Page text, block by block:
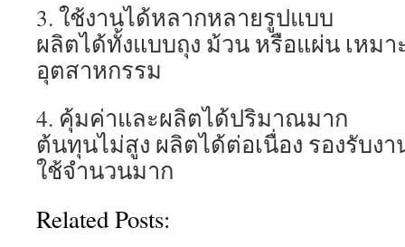
3. ใช้งานได้หลากหลายรูปแบบ
ผลิตได้ทั้งแบบถุง ม้วน หรือแผ่น เหม
อุตสาหกรรม
4. คุ้มค่าและผลิตได้ปริมาณมาก
ต้นทุนไม่สูง ผลิตได้ต่อเนื่อง รองรับง
ใช้จำนวนมาก
Related Posts: